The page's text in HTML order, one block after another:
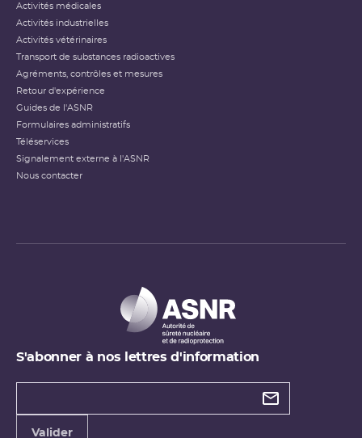
Activités médicales
Activités industrielles
Activités vétérinaires
Transport de substances radioactives
Agréments, contrôles et mesures
Retour d'expérience
Guides de l'ASNR
Formulaires administratifs
Téléservices
Signalement externe à l'ASNR
Nous contacter
S'abonner à nos lettres d'information
Types de
Valider